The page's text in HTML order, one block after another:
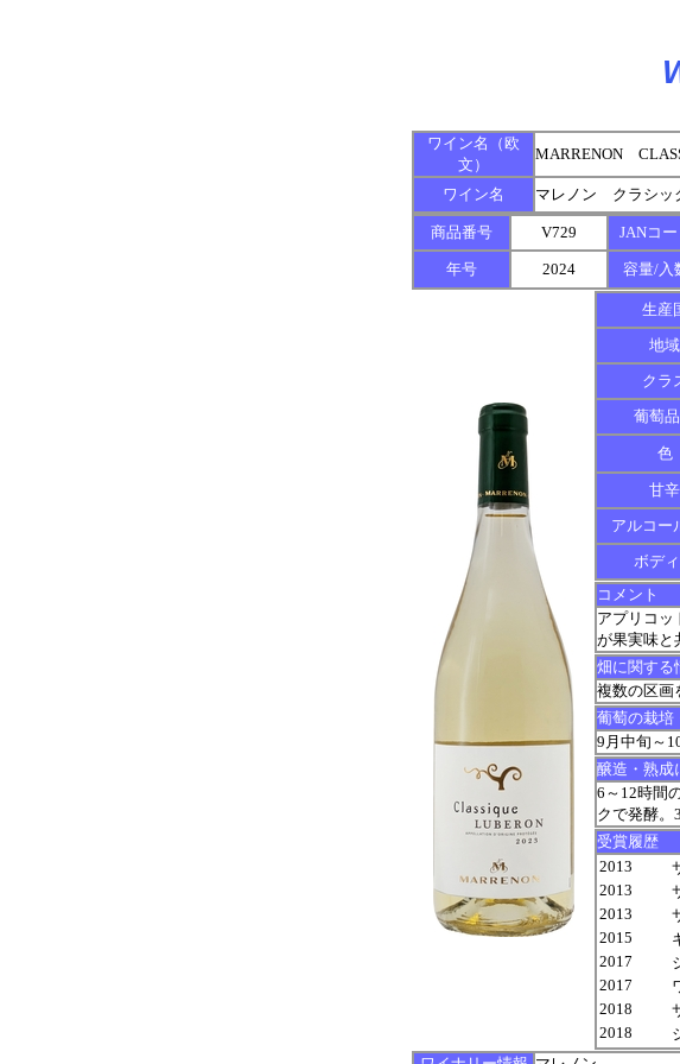
ワイン名（欧
文）
MARRENON
ワイン名 マレノン クラシ
商品番号 V729 JANコー
年号 2024 容量/入
生産
地域
クラ
葡萄
色
甘辛
アルコー
ボデ
コメント
アプリコッ
が果実味と
畑に関する
複数の区画
葡萄の栽培
9月中旬～
醸造・熟成
6～12時間
クで発酵。
受賞履歴
2013
2013
2013
2015
2017
2017
2018
2018